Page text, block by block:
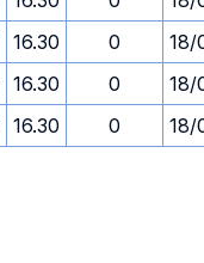
16.30 0
18/
16.30 0
18/
16.30 0 18/